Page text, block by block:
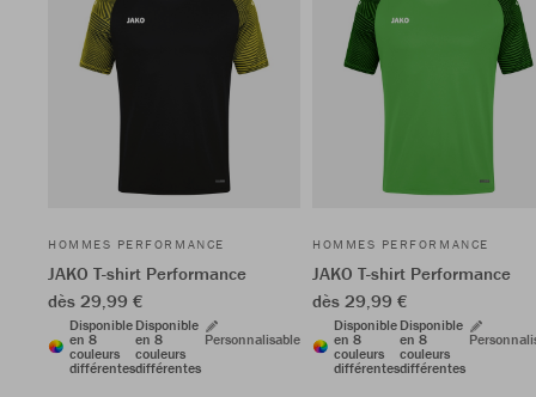
HOMMES PERFORMANCE
JAKO T-shirt Performance
dès 29,99 €
Disponible
en 8
couleurs
différentes
Disponible
en 8
couleurs
différentes
Personnalisable
HOMMES PERFORMANCE
JAKO T-shirt Performance
dès 29,99 €
Disponible
en 8
couleurs
différentes
Disponible
en 8
couleurs
différentes